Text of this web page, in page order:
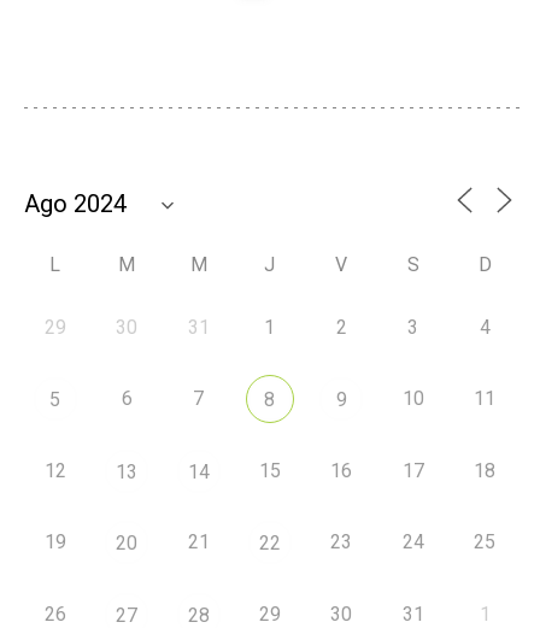
L M M J V S D
29 30 31 1 2 3 4
5 6 7 8 9 10 11
12 13 14 15 16 17 18
19 20 21 22 23 24 25
26 27 28 29 30 31 1